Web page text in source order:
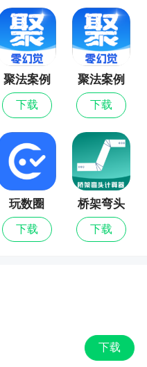
态物体的3D照片。例
双机模式用于捕捉移动
已经拥有3D相机/ 3D
应用程序可以为我做什
并排的jpg / jps格式导
转换为3D GIF（平滑
”）。它采用最先进的
的3D MPO图像自动调
的精度，从而提高3D
目的是什么？
程序的独特概念。这些
聚法案例
最新版
下载
聚法案例
下载
玩数圈
下载
桥架弯头
计算器最
新版
下载
下载